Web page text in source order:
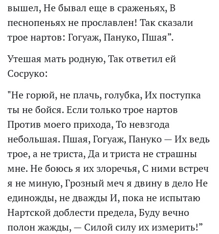
вышел, Не бывал еще в сраженьях, В
песнопеньях не прославлен! Так сказали
трое нартов: Гогуаж, Пануко, Пшая”.
Утешая мать родную, Так ответил ей
Сосруко:
"Не горюй, не плачь, голубка, Их поступка
ты не бойся. Если только трое нартов
Против моего прихода, То невзгода
небольшая. Пшая, Гогуаж, Пануко — Их ведь
трое, а не триста, Да и триста не страшны
мне. Не боюсь я их злоречья, С ними встреч
я не миную, Грозный меч я двину в дело Не
единожды, не дважды И, пока не испытаю
Нартской доблести предела, Буду вечно
полон жажды, — Силой силу их измерить!”